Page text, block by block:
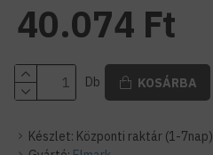
Készlet: Központi raktár (1-7nap)
40.074 Ft
Db KOSÁRBA